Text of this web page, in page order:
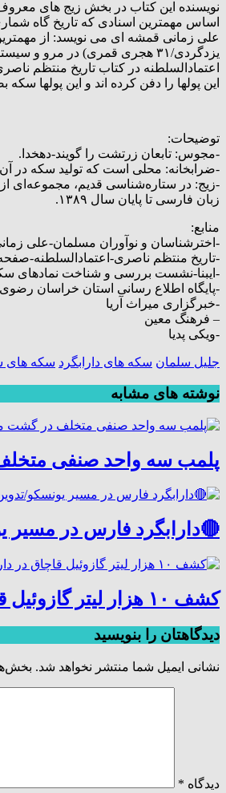
اساس مهمترین اسنادی که تاریخ گاه
یزدگردی/۳۱ هجری قمری) در مرو و سیستان ضرب شده است.همچنین، نمونه هایی از این سکه ها متعلق به سال( ۶۰ یزدگردی/۷۲ هجری قمری) است که در دارابگرد (نزدیک داراب فعلی) ضرب شده است
اعتمادالسلطنه در کتاب تاریخ منتظم
این پولها را دفن کرده اند و این پولها سکه
توضیحات:
-مجوس: تابعان زرتشت را گویند-دهخدا.
-ضرابخانه: محلی است که تولید سکه در
-زیج: در ستاره‌شناسی قدیم، مجموعه‌ای
زبان فارسی تا پایان سال ۱۳۸۹.
منابع:
-اخترشناسان و نوآوران مسلمان-علی زمانی قمشه ای-
-تاریخ منتظم ناصری-اعتمادالسلطنه-
-ایبنا-نشست بررسی و شناخت نمادهای
-پایگاه اطلاع رسانی استان خراسان
-خبرگزاری میراث آریا
– فرهنگ معین
-ویکی پدیا
جلیل سلمان سکه های دارابگرد سکه های
نوشته های مشابه
پلمب سه واحد صنفی
🔴دارابگرد فارس در مسیر یونسکو/تدوین نقشه
کشف ۱۰ هزار لیتر گازوئیل قاچاق در داراب
دیدگاهتان را بنویسید
نشانی ایمیل شما منتشر نخواهد شد.
دیدگاه *